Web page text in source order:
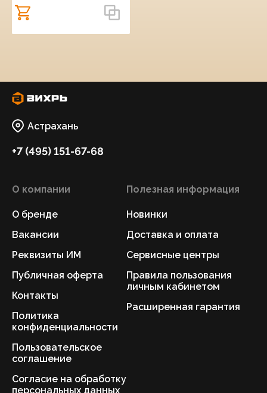
Астрахань
+7 (495) 151-67-68
О компании
О бренде
Вакансии
Реквизиты ИМ
Публичная оферта
Контакты
Политика
конфиденциальности
Пользовательское
соглашение
Согласие на обработку
персональных данных
Полезная информация
Новинки
Доставка и оплата
Сервисные центры
Правила пользования
личным кабинетом
Расширенная гарантия